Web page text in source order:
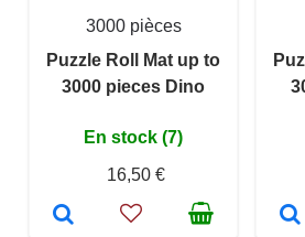
3000 pièces
Puzzle Roll Mat up to
3000 pieces Dino
En stock (7)
16,50 €